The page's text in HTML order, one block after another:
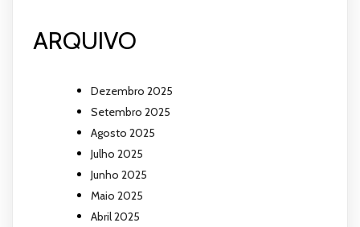
ARQUIVO
Dezembro 2025
Setembro 2025
Agosto 2025
Julho 2025
Junho 2025
Maio 2025
Abril 2025